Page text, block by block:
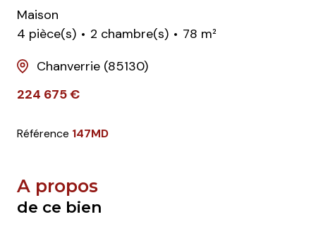
Maison
4 pièce(s)
2 chambre(s)
78 m²
Chanverrie (85130)
224 675 €
Référence 147MD
A propos
de ce bien